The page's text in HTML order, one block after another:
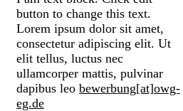
button to change this text.
Lorem ipsum dolor sit amet,
consectetur adipiscing elit. Ut
elit tellus, luctus nec
ullamcorper mattis, pulvinar
dapibus leo bewerbung[at]owg-
eg.de